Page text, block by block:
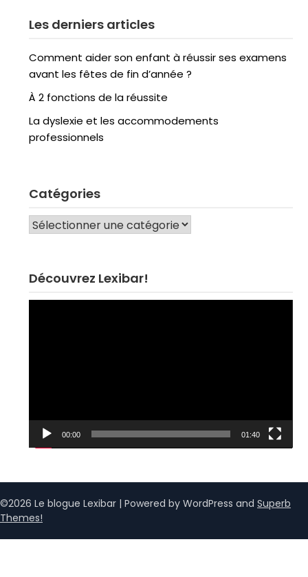
Les derniers articles
Comment aider son enfant à réussir ses examens
avant les fêtes de fin d’année ?
À 2 fonctions de la réussite
La dyslexie et les accommodements
professionnels
Catégories
CATÉGORIES
Découvrez Lexibar!
00:00 01:40
©2026 Le blogue Lexibar | Powered by WordPress and Superb
Themes!